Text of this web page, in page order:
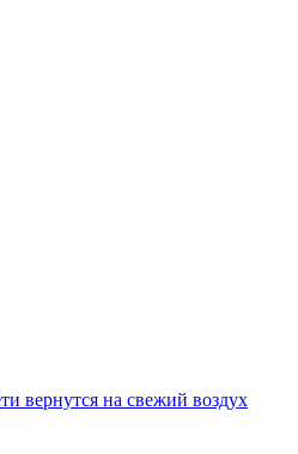
вернутся на свежий воздух